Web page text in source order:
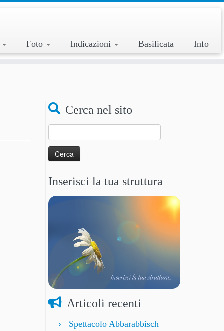
Foto Indicazioni Basilicata Info
Cerca nel sito
per:
Inserisci la tua struttura
Articoli recenti
Spettacolo Abbarabbisch